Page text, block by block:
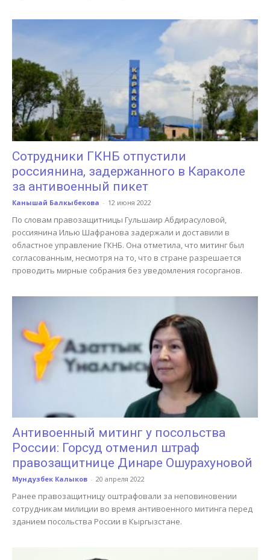
Сотрудники ГКНБ отпустили
россиянина, задержанного в Караколе
за антивоенный пикет
Канышай Балкыбекова - 12 июня 2022
По словам правозащитницы Гульшаир Абдирасуловой,
россиянина Илью Шафранова задержали и доставили в
областное управление ГКНБ. Она отметила, что митинг был
согласованным, несмотря на то, что в стране разрешается
проводить мирные собрания без уведомления госорганов.
Антивоенный митинг у посольства
России: Горсуд отменил штраф
правозащитнице Динаре Ошурахуновой
Мундузбек Калыков - 20 апреля 2022
Ранее правозащитницу оштрафовали за неповиновении
сотрудникам милиции во время антивоенного митинга перед
зданием посольства России в Кыргызстане.